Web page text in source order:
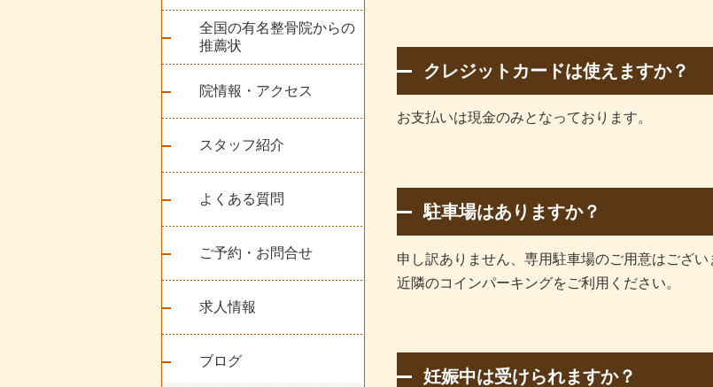
全国の有名整骨院からの
推薦状
院情報・アクセス
スタッフ紹介
よくある質問
ご予約・お問合せ
求人情報
ブログ
クレジットカードは使えますか？
お支払いは現金のみとなっております。
駐車場はありますか？
申し訳ありません、専用駐車場のご用意はござい
近隣のコインパーキングをご利用ください。
妊娠中は受けられますか？